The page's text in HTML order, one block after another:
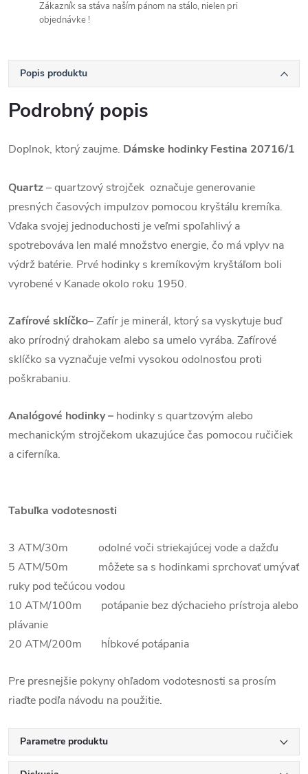
Zákazník sa stáva naším pánom na stálo, nielen pri
objednávke !
Popis produktu
Podrobný popis
Doplnok, ktorý zaujme. Dámske hodinky Festina 20716/1
Quartz– quartzový strojček označuje generovanie
presných časových impulzov pomocou kryštálu kremíka.
Vďaka svojej jednoduchosti je veľmi spoľahlivý a
spotrebováva len malé množstvo energie, čo má vplyv na
výdrž batérie. Prvé hodinky s kremíkovým kryštáľom boli
vyrobené v Kanade okolo roku 1950.
Zafírové sklíčko– Zafír je minerál, ktorý sa vyskytuje buď
ako prírodný drahokam alebo sa umelo vyrába. Zafírové
sklíčko sa vyznačuje veľmi vysokou odolnosťou proti
poškrabaniu.
Analógové hodinky – hodinky s quartzovým alebo
mechanickým strojčekom ukazujúce čas pomocou ručičiek
a ciferníka.
Tabuľka vodotesnosti
3 ATM/30m odolné voči striekajúcej vode a dažďu
5 ATM/50m môžete sa s hodinkami sprchovať umývať
ruky pod tečúcou vodou
10 ATM/100m potápanie bez dýchacieho prístroja alebo
plávanie
20 ATM/200m hĺbkové potápania
Pre presnejšie pokyny ohľadom vodotesnosti sa prosím
riaďte podľa návodu na použitie.
Parametre produktu